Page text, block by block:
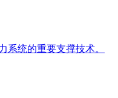
系统的重要支撑技术。